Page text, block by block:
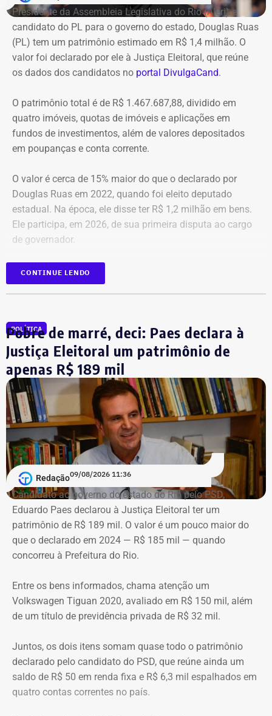
as apurações, os títulos teriam sido adquiridos por
valores superiores aos praticados no mercado
secundário, sem justificativas técnicas ou econômicas
para a contratação da intermediária.
identificadas aplicações feitas sem a aprovação
tempestiva do Plano Anual de Investimentos, além de
possíveis descumprimentos dos limites estabelecidos
pela Resolução CMN nº 4.963/2021 e falta de
CGE terá de concluir tomada de
contas
anexados ao processo principal, a CGE terá de concluir a
Tomada de Contas Especial. O relatório deverá apontar o
dias, aceita em maio deste ano.
A quantificação das perdas será usada como base para
eventual cobrança de ressarcimento aos cofres públicos
e poderá reforçar os processos judiciais e criminais já em
andamento contra ex-gestores do Rioprevidência.
Declaração de bens de Jane Reis em 2020 — Foto:
Reprodução/Divulgacand
A relação de bens foi informada por Jane Reis à
Justiça Eleitoral durante o registro da
candidatura. As declarações são públicas e
podem ser consultadas por qualquer eleitor no
Eleitoral (TSE).
Presidente da Assembleia Legislativa do Rio (Alerj) e
candidato do PL para o governo do estado, Douglas Ruas
(PL) tem um patrimônio estimado em R$ 1,4 milhão. O
valor foi declarado por ele à Justiça Eleitoral, que reúne
os dados dos candidatos no portal DivulgaCand.
O patrimônio total é de R$ 1.467.687,88, dividido em
quatro imóveis, quotas de imóveis e aplicações em
fundos de investimentos, além de valores depositados
em poupanças e conta corrente.
O valor é cerca de 15% maior do que o declarado por
Douglas Ruas em 2022, quando foi eleito deputado
estadual. Na época, ele disse ter R$ 1,2 milhão em bens.
Ele participa, em 2026, de sua primeira disputa ao cargo
de governador.
CONTINUE LENDO
POLÍTICA
Pobre de marré, deci: Paes declara à
Justiça Eleitoral um patrimônio de
apenas R$ 189 mil
Redação09/08/2026 11:36
Candidato ao governo do estado do Rio pelo PSD,
Eduardo Paes declarou à Justiça Eleitoral ter um
patrimônio de R$ 189 mil. O valor é um pouco maior do
que o declarado em 2024 — R$ 185 mil — quando
concorreu à Prefeitura do Rio.
Entre os bens informados, chama atenção um
Volkswagen Tiguan 2020, avaliado em R$ 150 mil, além
de um título de previdência privada de R$ 32 mil.
Juntos, os dois itens somam quase todo o patrimônio
declarado pelo candidato do PSD, que reúne ainda um
saldo de R$ 50 em renda fixa e R$ 6,3 mil espalhados em
quatro contas correntes no país.